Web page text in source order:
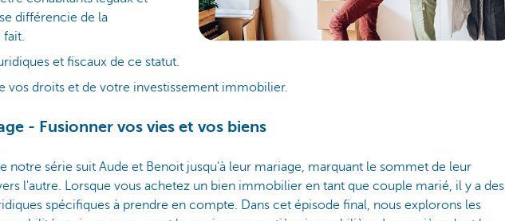
différencie de la
fait.
et fiscaux de ce statut.
vos droits et de votre investissement immobilier.
- Fusionner vos vies et vos biens
notre série suit Aude et Benoit jusqu'à leur mariage, marquant le sommet de leur
l'autre. Lorsque vous achetez un bien immobilier en tant que couple marié, il y a des
spécifiques à prendre en compte. Dans cet épisode final, nous explorons les